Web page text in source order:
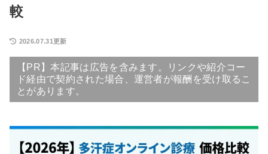
較
2026.07.31更新
【PR】本記事は広告を含みます。リンクや紹介コー
ド経由で契約された場合、運営者が報酬を受け取るこ
とがあります。